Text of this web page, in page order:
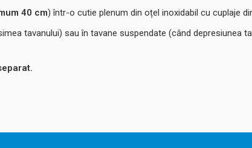
40 cm)într-o cutie plenum din oțel inoxidabil cu cuplaje
tavanului) sau în tavane suspendate (când depresiunea